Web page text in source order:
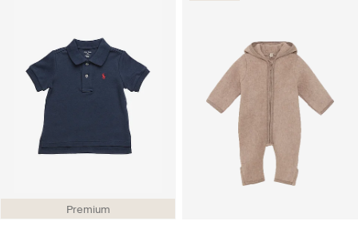
Premium